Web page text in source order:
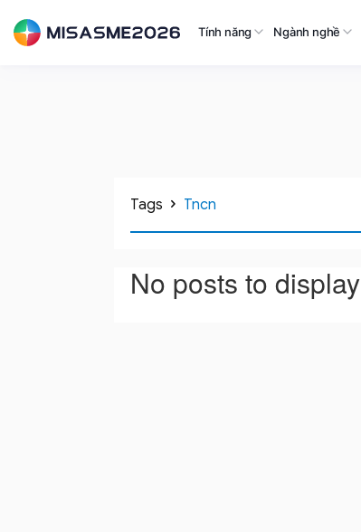
Tính năng Ngành nghề
Tags Tncn
No posts to display